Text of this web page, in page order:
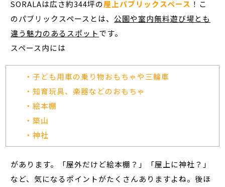
SORALAは広さ約344坪の屋上パブリックスペース ！こ
のパブリックスペースとは、 公園や室内無料遊び場とも
違う魅力のあるスポットです。
スペース内には
・子ども用車の乗り物おもちゃや三輪車
・知育玩具、楽器などのおもちゃ
・絵本棚
・築山
・神社
があります。「屋外だけど絵本棚？」「屋上に神社？」
など、気になるポイントがたくさんありますよね。後ほ